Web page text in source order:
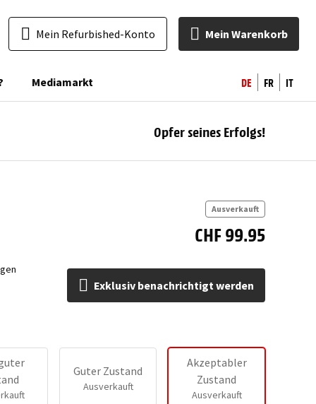
Mein Refurbished-Konto Mein Warenkorb
Mediamarkt DE FR IT
Opfer seines Erfolgs!
Ausverkauft
CHF 99.95
Exklusiv benachrichtigt werden
Guter Zustand
Ausverkauft
Akzeptabler
Zustand
Ausverkauft